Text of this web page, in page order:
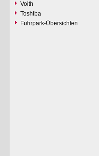
Voith
Toshiba
Fuhrpark-Übersichten